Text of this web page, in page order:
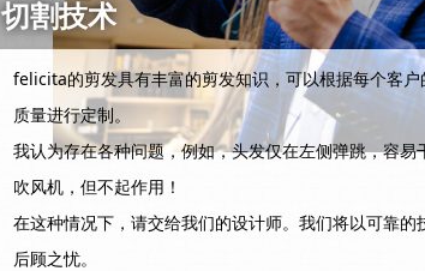
切割技术
felicita的剪发具有丰富的剪发知识，可以根据每个客户
质量进行定制。
我认为存在各种问题，例如，头发仅在左侧弹跳，容易
吹风机，但不起作用！
在这种情况下，请交给我们的设计师。我们将以可靠的
后顾之忧。